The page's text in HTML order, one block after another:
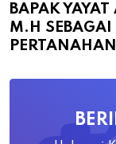
Dilantiknya
Bapak
Ahadiat
BAPAK
M.H SEBAGAI